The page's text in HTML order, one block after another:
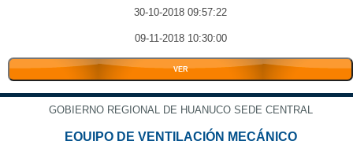
30-10-2018 09:57:22
09-11-2018 10:30:00
VER
GOBIERNO REGIONAL DE HUANUCO SEDE CENTRAL
EQUIPO DE VENTILACIÓN MECÁNICO